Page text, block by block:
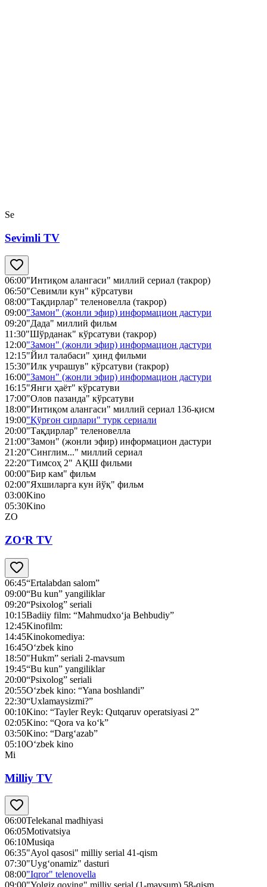
Se
Sevimli TV
06:00"Интиқом алангаси" миллий сериал (такрор)
06:50"Севимли кун" кўрсатуви
08:00"Тақдирлар" теленовелла (такрор)
09:00"Замон" (жонли эфир) информацион дастури
09:20"Дада" миллий фильм
11:30"Шўрданак" кўрсатуви (такрор)
12:00"Замон" (жонли эфир) информацион дастури
12:15"Йил талабаси" ҳинд фильми
15:30"Илк учрашув" кўрсатуви (такрор)
16:00"Замон" (жонли эфир) информацион дастури
16:15"Янги ҳаёт" кўрсатуви
17:00"Олов пазанда" кўрсатуви
18:00"Интиқом алангаси" миллий сериал 136-қисм
19:00"Қўрғон сирлари" турк сериали
20:00"Тақдирлар" теленовелла
21:00"Замон" (жонли эфир) информацион дастури
21:20"Синглим..." миллий сериал
22:20"Тимсоҳ 2" АҚШ фильми
00:00"Бир кам" фильм
02:00"Яхшиларга кун йўқ" фильм
03:00Kino
05:30Kino
ZO
ZO‘R TV
06:45“Ertalabdan salom”
09:00“Bu kun” yangiliklar
09:20“Psixolog” seriali
10:15Badiiy film: “Mahmudxo‘ja Behbudiy”
12:45Kinofilm:
14:45Kinokomediya:
16:45O‘zbek kino
18:50"Нukm” seriali 2-mavsum
19:45“Bu kun” yangiliklar
20:00“Psixolog” seriali
20:55O‘zbek kino: “Yana boshlandi”
22:30“Uxlamaysizmi?”
00:10Kino: “Tayler Reyk: Qutqaruv operatsiyasi 2”
02:05Kino: “Qora va ko‘k”
03:50Kino: “Darg‘azab”
05:10O‘zbek kino
Mi
Milliy TV
06:00Telekanal madhiyasi
06:05Motivatsiya
06:10Musiqa
06:35"Ayol qasosi" milliy serial 41-qism
07:30"Uyg‘onamiz" dasturi
08:00"Iqror" telenovella